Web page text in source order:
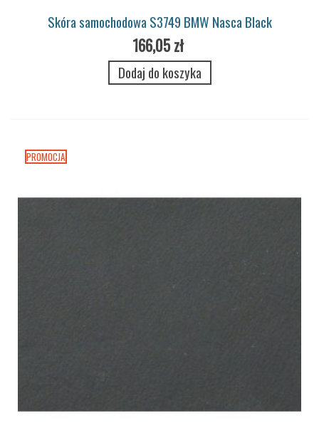
Skóra samochodowa S3749 BMW Nasca Black
166,05 zł
Dodaj do koszyka
PROMOCJA